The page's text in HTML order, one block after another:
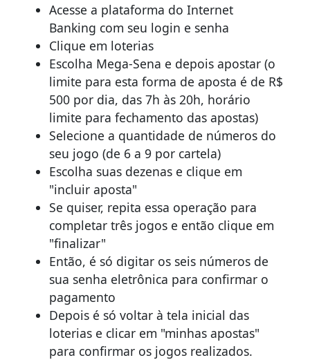
Acesse a plataforma do Internet
Banking com seu login e senha
Clique em loterias
Escolha Mega-Sena e depois apostar (o
limite para esta forma de aposta é de R$
500 por dia, das 7h às 20h, horário
limite para fechamento das apostas)
Selecione a quantidade de números do
seu jogo (de 6 a 9 por cartela)
Escolha suas dezenas e clique em
"incluir aposta"
Se quiser, repita essa operação para
completar três jogos e então clique em
"finalizar"
Então, é só digitar os seis números de
sua senha eletrônica para confirmar o
pagamento
Depois é só voltar à tela inicial das
loterias e clicar em "minhas apostas"
para confirmar os jogos realizados.